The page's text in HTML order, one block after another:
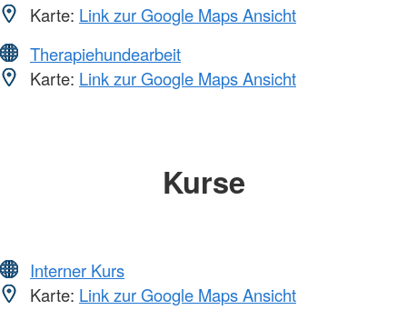
Karte: Link zur Google Maps Ansicht
Therapiehundearbeit
Karte: Link zur Google Maps Ansicht
Kurse
Interner Kurs
Karte: Link zur Google Maps Ansicht